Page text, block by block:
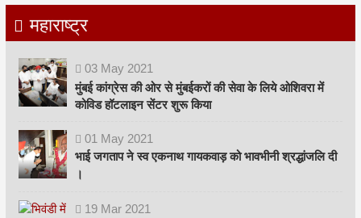
महाराष्ट्र
03 May 2021
मुंबई कांग्रेस की ओर से मुंबईकरों की सेवा के लिये ओशिवरा में
कोविड हॉटलाइन सेंटर शुरू किया
01 May 2021
भाई जगताप ने स्व एकनाथ गायकवाड़ को भावभीनी श्रद्धांजलि दी
।
19 Mar 2021